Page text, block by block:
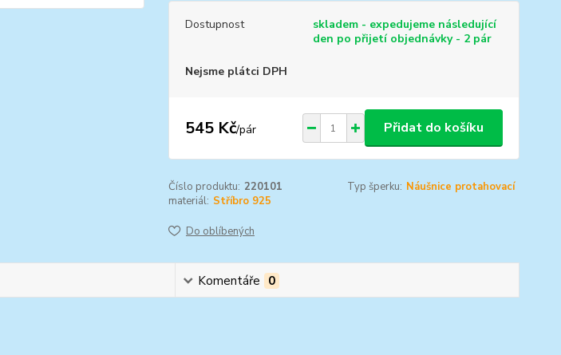
Dostupnost
skladem - expedujeme následující
den po přijetí objednávky - 2 pár
Nejsme plátci DPH
545 Kč/pár Přidat do košíku
Číslo produktu: 220101 Typ šperku: Náušnice protahovací
materiál: Stříbro 925
Do oblíbených
Komentáře 0